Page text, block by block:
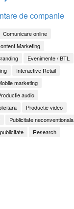
de companie
Comunicare online
Marketing
Evenimente / BTL
Interactive Retail
marketing
audio
Productie video
Publicitate neconventionala
Research